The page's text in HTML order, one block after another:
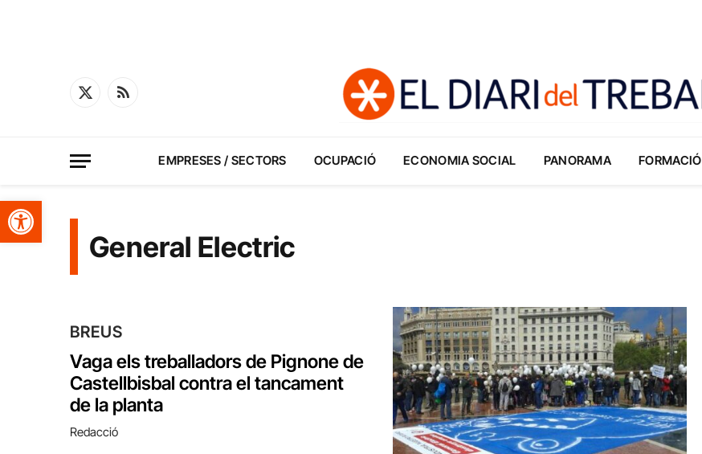
Obre la barra d'eines
X
RSS
EMPRESES / SECTORS OCUPACIÓ ECONOMIA SOCIAL PANORAMA FORMACIÓ
General Electric
BREUS
Vaga els treballadors de Pignone de
Castellbisbal contra el tancament
de la planta
Redacció